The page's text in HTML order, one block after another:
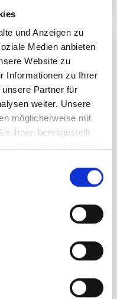
und Anzeigen zu
Medien anbieten
Website zu
Informationen zu Ihrer
Partner für
weiter. Unsere
möglicherweise mit
ihnen bereitgestellt
stellt viele Träger
Pooling-
Ressourcen
des Arbeitsplatzes,
werden.